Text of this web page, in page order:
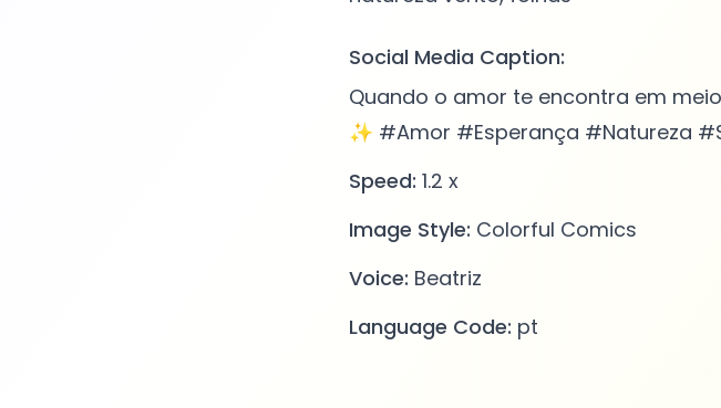
Social Media Caption:
Quando o amor te encontra em
✨ #Amor #Esperança #Natureza
Speed: 1.2 x
Image Style: Colorful Comics
Voice: Beatriz
Language Code: pt